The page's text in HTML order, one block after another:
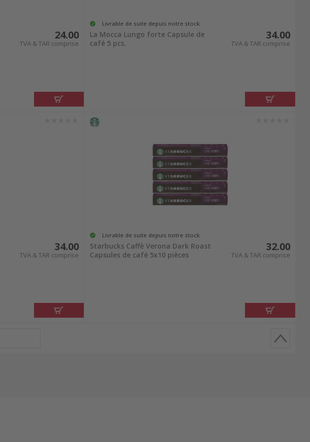
24.00
TVA & TAR comprise
Livrable de suite depuis notre stock
La Mocca Lungo forte Capsule de
café 5 pcs.
34.00
TVA & TAR comprise
34.00
TVA & TAR comprise
Livrable de suite depuis notre stock
Starbucks Caffè Verona Dark Roast
Capsules de café 5x10 pièces
32.00
TVA & TAR comprise